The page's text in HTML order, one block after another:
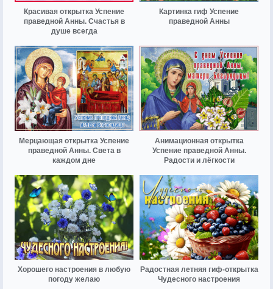
Красивая открытка Успение
праведной Анны. Счастья в
душе всегда
Картинка гиф Успение
праведной Анны
Мерцающая открытка Успение
праведной Анны. Света в
каждом дне
Анимационная открытка
Успение праведной Анны.
Радости и лёгкости
Хорошего настроения в любую
погоду желаю
Радостная летняя гиф-открытка
Чудесного настроения